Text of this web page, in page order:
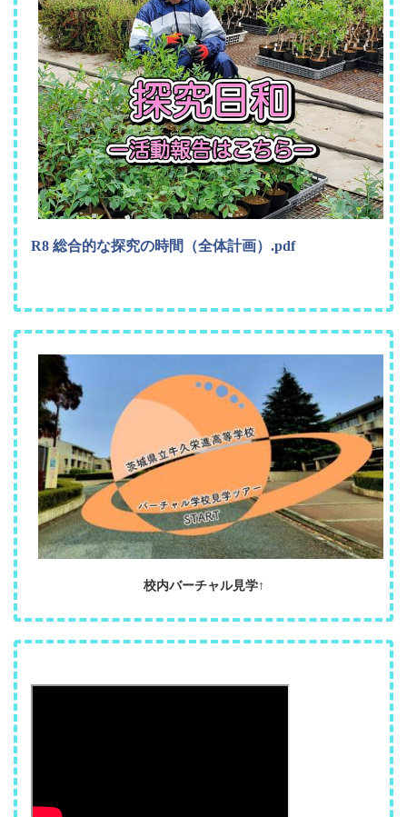
R8 総合的な探究の時間（全体計画）.pdf
校内バーチャル見学↑